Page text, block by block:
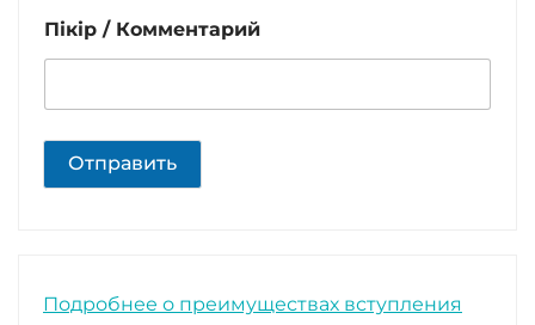
Пікір / Комментарий
Отправить
Подробнее о преимуществах вступления